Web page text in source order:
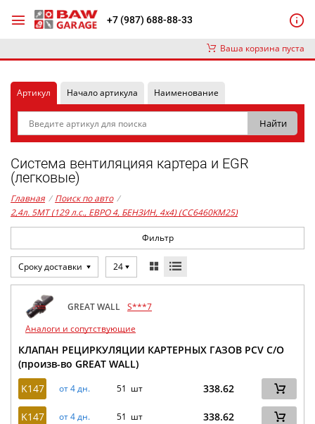
+7 (987) 688-88-33
Ваша корзина пуста
Артикул Начало артикула Наименование
Система вентиляцияя картера и EGR
(легковые)
Главная / Поиск по авто /
2,4л. 5MT (129 л.с., ЕВРО 4, БЕНЗИН, 4x4) (CC6460KM25)
Фильтр
Сроку доставки 24
GREAT WALL S***7
Аналоги и сопутствующие
КЛАПАН РЕЦИРКУЛЯЦИИ КАРТЕРНЫХ ГАЗОВ PCV С/О
(произв-во GREAT WALL)
K147
от 4 дн. 51 шт 338.62
K147 от 4 дн. 51 шт 338.62